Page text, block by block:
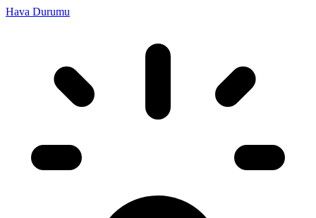
Hava Durumu